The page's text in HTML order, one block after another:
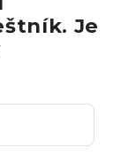
Je